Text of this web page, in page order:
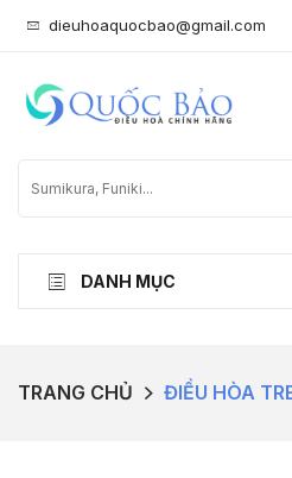
dieuhoaquocbao@gmail.com
DANH MỤC
TRANG CHỦ ĐIỀU HÒA